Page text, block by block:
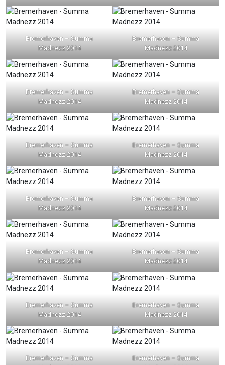
Bremerhaven – Summa
Madnezz 2014
Bremerhaven – Summa
Madnezz 2014
Bremerhaven – Summa
Madnezz 2014
Bremerhaven – Summa
Madnezz 2014
Bremerhaven – Summa
Madnezz 2014
Bremerhaven – Summa
Madnezz 2014
Bremerhaven – Summa
Madnezz 2014
Bremerhaven – Summa
Madnezz 2014
Bremerhaven – Summa
Madnezz 2014
Bremerhaven – Summa
Madnezz 2014
Bremerhaven – Summa
Madnezz 2014
Bremerhaven – Summa
Madnezz 2014
Bremerhaven – Summa
Bremerhaven – Summa